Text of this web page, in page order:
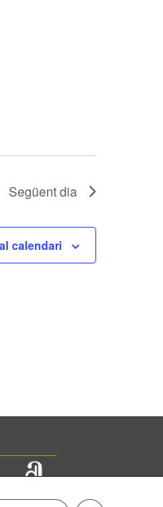
Següent dia
calendari